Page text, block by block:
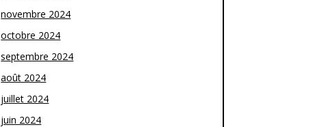
novembre 2024
octobre 2024
septembre 2024
août 2024
juillet 2024
juin 2024